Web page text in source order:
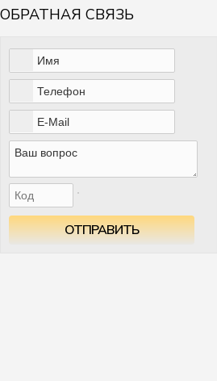
ОБРАТНАЯ СВЯЗЬ
ОТПРАВИТЬ